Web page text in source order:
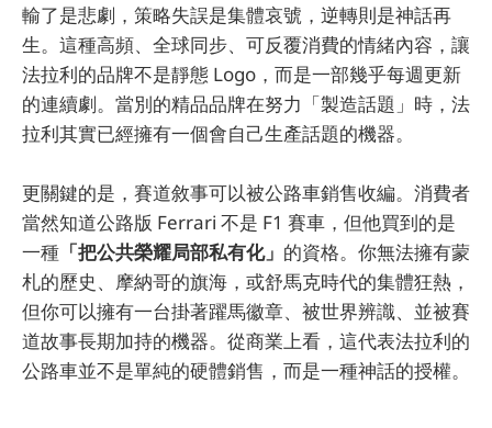
輸了是悲劇，策略失誤是集體哀號，逆轉則是神話再
生。這種高頻、全球同步、可反覆消費的情緒內容，讓
法拉利的品牌不是靜態 Logo，而是一部幾乎每週更新
的連續劇。當別的精品品牌在努力「製造話題」時，法
拉利其實已經擁有一個會自己生產話題的機器。
更關鍵的是，賽道敘事可以被公路車銷售收編。消費者
當然知道公路版 Ferrari 不是 F1 賽車，但他買到的是
一種 「把公共榮耀局部私有化」 的資格。你無法擁有蒙
札的歷史、摩納哥的旗海，或舒馬克時代的集體狂熱，
但你可以擁有一台掛著躍馬徽章、被世界辨識、並被賽
道故事長期加持的機器。從商業上看，這代表法拉利的
公路車並不是單純的硬體銷售，而是一種神話的授權。